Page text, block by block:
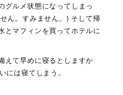
グルメ状態になってしまっ
ん。すみません。) そして帰
とマフィンを買ってホテルに
えて早めに寝るとしますか
には寝てしまう。